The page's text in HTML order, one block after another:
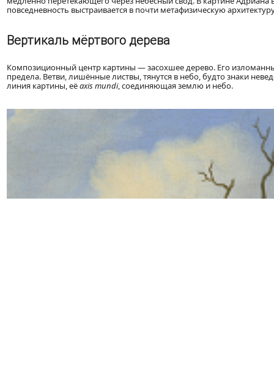
повседневность выстраивается в почти метафизическую
Вертикаль мёртвого дерева
Композиционный центр картины — засохшее дерево. Его
предела. Ветви, лишённые листвы, тянутся в небо, будто знаки
линия картины, еёaxis mundi, соединяющая землю и небо.